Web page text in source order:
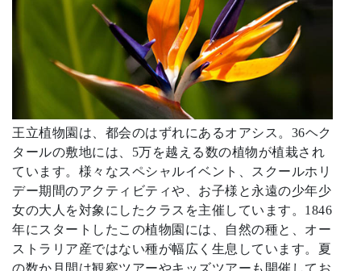
王立植物園は、都会のはずれにあるオアシス。36ヘク
タールの敷地には、5万を越える数の植物が植栽され
ています。様々なスペシャルイベント、スクールホリ
デー期間のアクティビティや、お子様と永遠の少年少
女の大人を対象にしたクラスを主催しています。1846
年にスタートしたこの植物園には、自然の種と、オー
ストラリア産ではない種が幅広く生息しています。夏